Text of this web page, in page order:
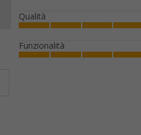
Qualità
Funzionalità